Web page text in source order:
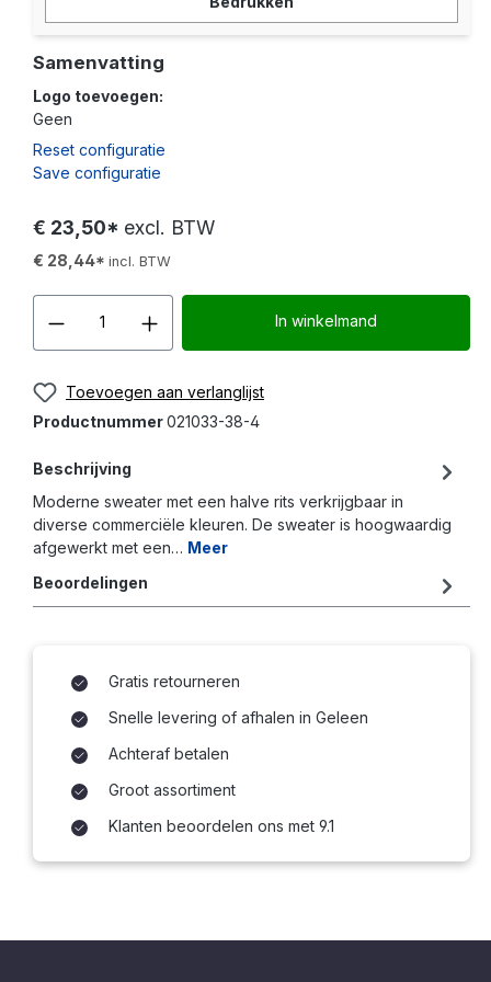
Samenvatting
Logo toevoegen:
Geen
Reset configuratie
Save configuratie
€ 23,50* excl. BTW
€ 28,44* incl. BTW
Producthoeveelheid:
In winkelmand
Toevoegen aan verlanglijst
Productnummer021033-38-4
Beschrijving
Moderne sweater met een halve rits verkrijgbaar in
diverse commerciële kleuren. De sweater is hoogwaardig
afgewerkt met een… Meer
Beoordelingen
Gratis retourneren
Snelle levering of afhalen in Geleen
Achteraf betalen
Groot assortiment
Klanten beoordelen ons met 9.1